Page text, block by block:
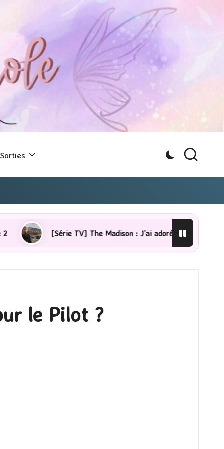
Sorties
The Madison : J’ai adoré ! [Lecture] La femme de
le Pilot ?